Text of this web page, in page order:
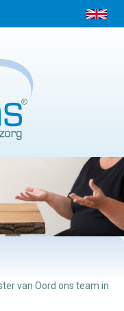
van Oord ons team in